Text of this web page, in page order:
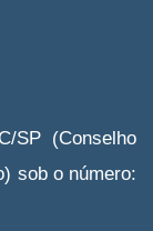
SP (Conselho
sob o número: